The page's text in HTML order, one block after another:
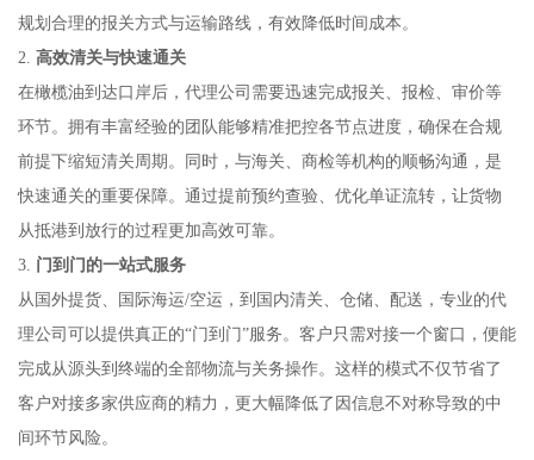
规划合理的报关方式与运输路线，有效降低时间成本。
2. 高效清关与快速通关
在橄榄油到达口岸后，代理公司需要迅速完成报关、报检、审价等
环节。拥有丰富经验的团队能够精准把控各节点进度，确保在合规
前提下缩短清关周期。同时，与海关、商检等机构的顺畅沟通，是
快速通关的重要保障。通过提前预约查验、优化单证流转，让货物
从抵港到放行的过程更加高效可靠。
3. 门到门的一站式服务
从国外提货、国际海运/空运，到国内清关、仓储、配送，专业的代
理公司可以提供真正的“门到门”服务。客户只需对接一个窗口，便能
完成从源头到终端的全部物流与关务操作。这样的模式不仅节省了
客户对接多家供应商的精力，更大幅降低了因信息不对称导致的中
间环节风险。